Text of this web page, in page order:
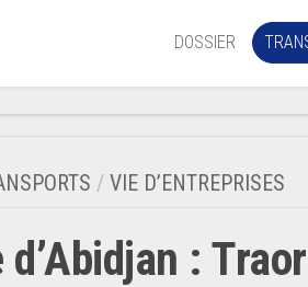
DOSSIER
/ VIE D’ENTREPRISES
: